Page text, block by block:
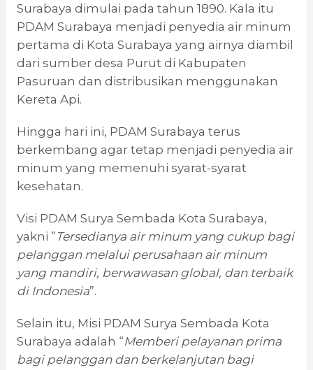
Surabaya dimulai pada tahun 1890. Kala itu
PDAM Surabaya menjadi penyedia air minum
pertama di Kota Surabaya yang airnya diambil
dari sumber desa Purut di Kabupaten
Pasuruan dan distribusikan menggunakan
Kereta Api.
Hingga hari ini, PDAM Surabaya terus
berkembang agar tetap menjadi penyedia air
minum yang memenuhi syarat-syarat
kesehatan.
Visi PDAM Surya Sembada Kota Surabaya,
yakni ” Tersedianya air minum yang cukup bagi
pelanggan melalui perusahaan air minum
yang mandiri, berwawasan global, dan terbaik
di Indonesia”.
Selain itu, Misi PDAM Surya Sembada Kota
Surabaya adalah “Memberi pelayanan prima
bagi pelanggan dan berkelanjutan bagi